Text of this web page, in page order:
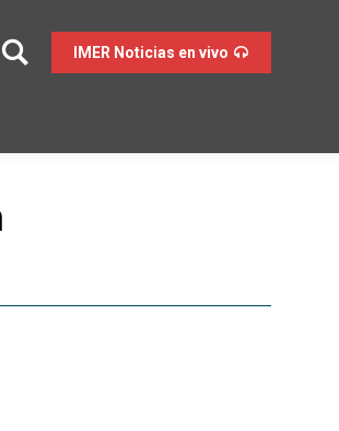
IMER Noticias en vivo